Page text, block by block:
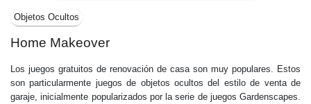
Objetos Ocultos
Home Makeover
Los juegos gratuitos de renovación de casa son muy populares. Estos
son particularmente juegos de objetos ocultos del estilo de venta de
garaje, inicialmente popularizados por la serie de juegos Gardenscapes.